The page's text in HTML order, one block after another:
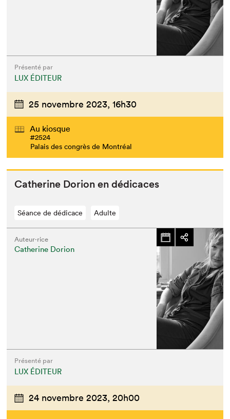
Présenté par
LUX ÉDITEUR
25 novembre 2023, 16h30
Au kiosque
#2524
Palais des congrès de Montréal
Cather­ine Dori­on en dédicaces
Séance de dédicace Adulte
Auteur·rice
Catherine Dorion
Présenté par
LUX ÉDITEUR
24 novembre 2023, 20h00